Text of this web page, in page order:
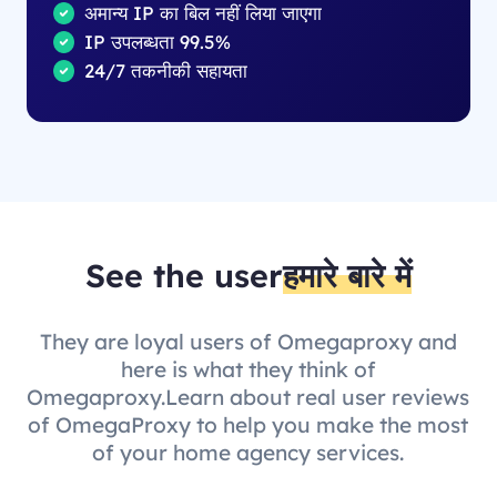
अमान्य IP का बिल नहीं लिया जाएगा
IP उपलब्धता 99.5%
24/7 तकनीकी सहायता
See the userहमारे बारे में
They are loyal users of Omegaproxy and
here is what they think of
Omegaproxy.Learn about real user reviews
of OmegaProxy to help you make the most
of your home agency services.